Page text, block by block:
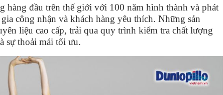
đầu trên thế giới với 100 năm hình thành và phát
công nhận và khách hàng yêu thích. Những sản
liệu cao cấp, trải qua quy trình kiểm tra chất lượng
sự thoải mái tối ưu.